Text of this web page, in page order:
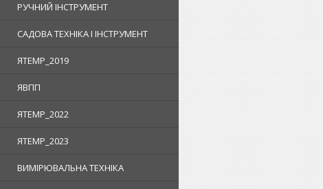
РУЧНИЙ ІНСТРУМЕНТ
САДОВА ТЕХНІКА І ІНСТРУМЕНТ
ЯTEMP_2019
ЯВПП
ЯTEMP_2022
ЯTEMP_2023
ВИМІРЮВАЛЬНА ТЕХНІКА